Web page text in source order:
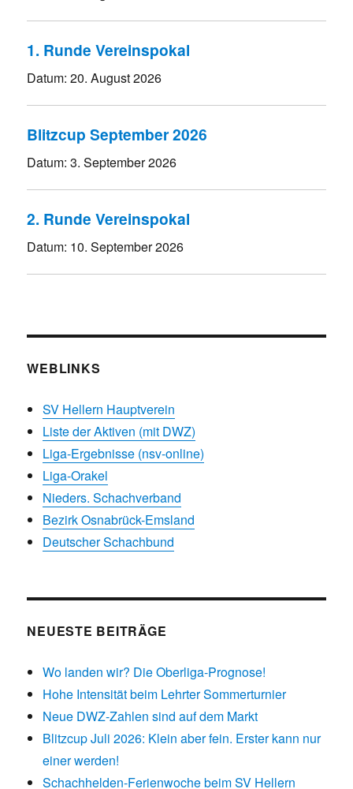
1. Runde Vereinspokal
Datum:20. August 2026
Blitzcup September 2026
Datum:3. September 2026
2. Runde Vereinspokal
Datum: 10. September 2026
WEBLINKS
SV Hellern Hauptverein
Liste der Aktiven (mit DWZ)
Liga-Ergebnisse (nsv-online)
Liga-Orakel
Nieders. Schachverband
Bezirk Osnabrück-Emsland
Deutscher Schachbund
NEUESTE BEITRÄGE
Wo landen wir? Die Oberliga-Prognose!
Hohe Intensität beim Lehrter Sommerturnier
Neue DWZ-Zahlen sind auf dem Markt
Blitzcup Juli 2026: Klein aber fein. Erster kann nur
einer werden!
Schachhelden-Ferienwoche beim SV Hellern